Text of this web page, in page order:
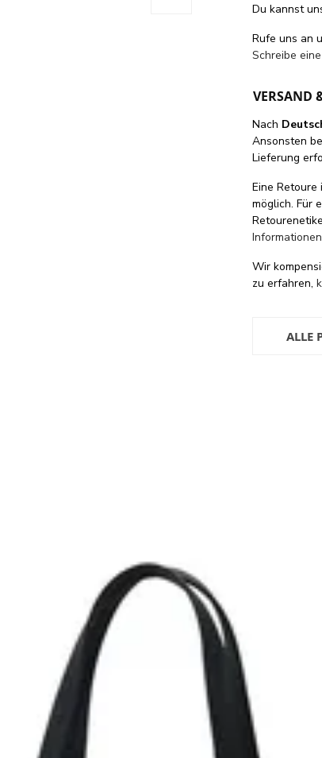
Du kannst
Rufe uns an
Schreibe
VERSAND
Nach
Ansonsten
Lieferung
Eine
möglich. Für
Wir
zu erfahren,
ALLE